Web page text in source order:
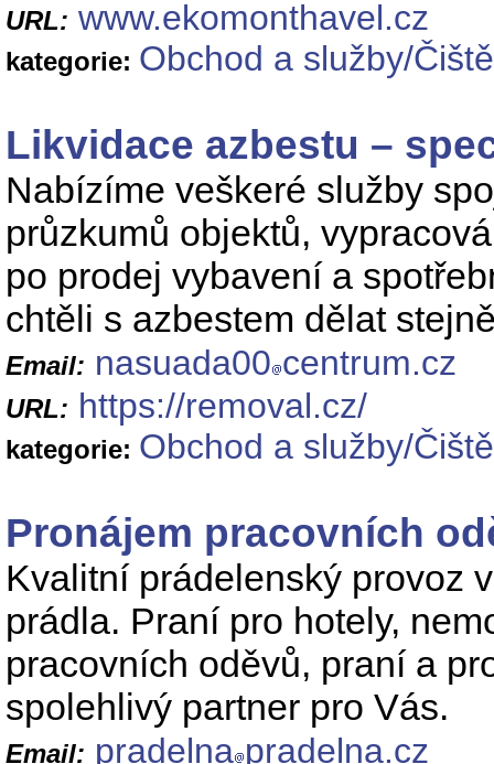
URL: www.ekomonthavel.cz
kategorie: Obchod a služby/
Likvidace azbestu –
Nabízíme veškeré služby
průzkumů objektů,
po prodej vybavení a
chtěli s azbestem dělat
Email: nasuada00 centrum.cz
URL: https://removal.cz/
kategorie: Obchod a služby/
Pronájem pracovních
Kvalitní prádelenský provoz
prádla. Praní pro hotely,
pracovních oděvů, praní a
spolehlivý partner pro Vás.
Email: pradelna pradelna.cz